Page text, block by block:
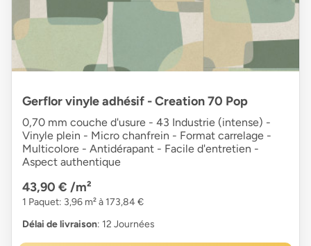
Gerflor vinyle adhésif - Creation 70 Pop
0,70 mm couche d'usure - 43 Industrie (intense) -
Vinyle plein - Micro chanfrein - Format carrelage -
Multicolore - Antidérapant - Facile d'entretien -
Aspect authentique
43,90 € /m²
1 Paquet: 3,96 m² à 173,84 €
Délai de livraison: 12 Journées